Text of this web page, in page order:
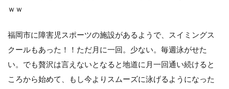
ｗｗ
福岡市に障害児スポーツの施設があるようで、スイミングス
クールもあった！！ただ月に一回。少ない。毎週泳がせた
い。でも贅沢は言えないとなると地道に月一回通い続けると
ころから始めて、もし今よりスムーズに泳げるようになった